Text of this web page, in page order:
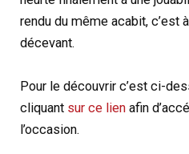
rendu du même acabit, c’est
décevant.
Pour le découvrir c’est ci-
cliquant sur ce lien afin
l’occasion.